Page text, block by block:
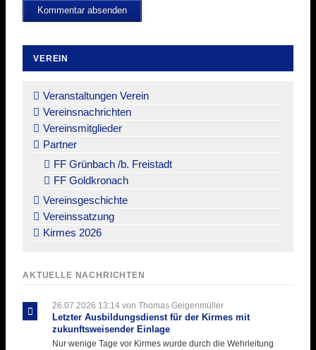
Kommentar absenden
VEREIN
überspringen
Veranstaltungen Verein
Vereinsnachrichten
Vereinsmitglieder
Partner
FF Grünbach /b. Freistadt
FF Goldkronach
Vereinsgeschichte
Vereinssatzung
Kirmes 2026
AKTUELLE NACHRICHTEN
26.07.2026 13:14von Thomas Geigenmüller
Letzter Ausbildungsdienst für der Kirmes mit
zukunftsweisender Einlage
Nur wenige Tage vor Kirmes wurde durch die Wehrleitung